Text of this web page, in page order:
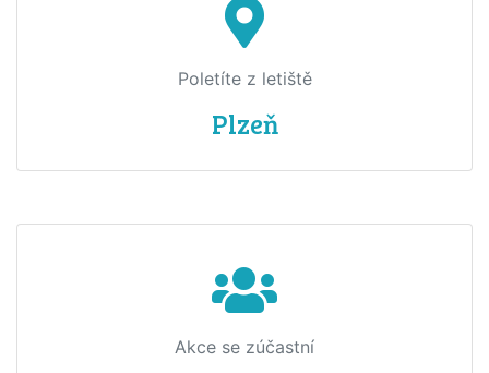
Poletíte z letiště
Plzeň
Akce se zúčastní